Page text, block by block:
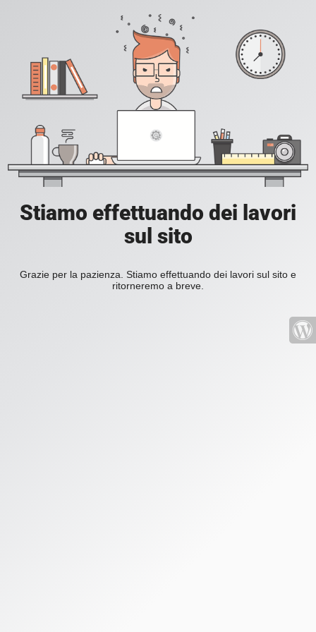
Stiamo effettuando dei lavori
sul sito
Grazie per la pazienza. Stiamo effettuando dei lavori sul sito e
ritorneremo a breve.